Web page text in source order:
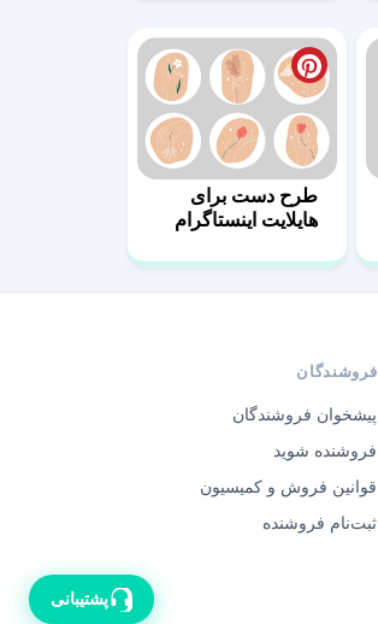
طرح دست برای
هایلایت اینستاگرام
فروشندگان
پیشخوان فروشندگان
فروشنده شوید
قوانین فروش و کمیسیون
ثبت‌نام فروشنده
پشتیبانی